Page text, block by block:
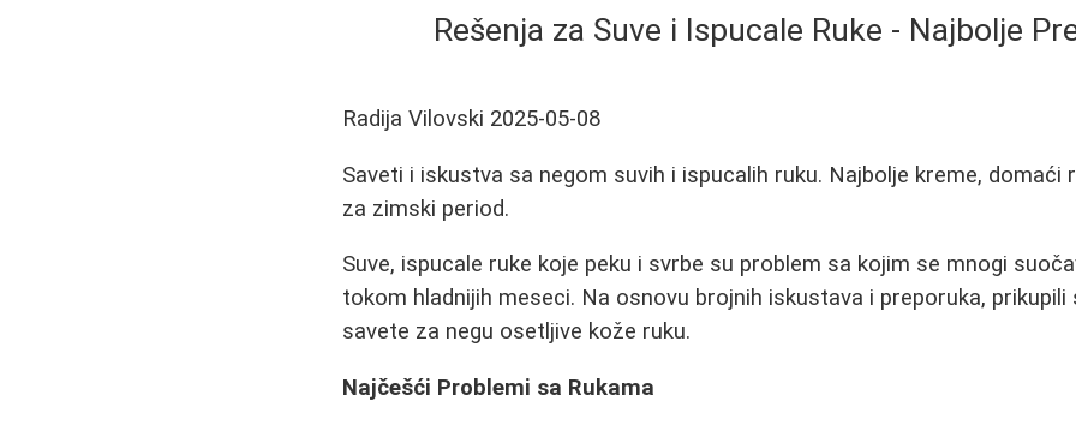
Rešenja za Suve i Ispucale Ruke - Najbolje
Radija Vilovski 2025-05-08
Saveti i iskustva sa negom suvih i ispucalih ruku. Najbolje kreme, domaći
za zimski period.
Suve, ispucale ruke koje peku i svrbe su problem sa kojim se mnogi
tokom hladnijih meseci. Na osnovu brojnih iskustava i preporuka, prikupili
savete za negu osetljive kože ruku.
Najčešći Problemi sa Rukama